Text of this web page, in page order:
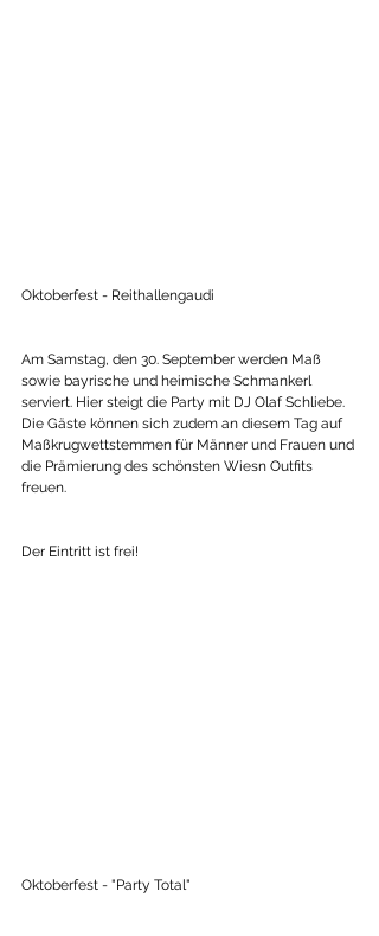
Oktoberfest - Reithallengaudi
Am Samstag, den 30. September werden Maß
sowie bayrische und heimische Schmankerl
serviert. Hier steigt die Party mit DJ Olaf Schliebe.
Die Gäste können sich zudem an diesem Tag auf
Maßkrugwettstemmen für Männer und Frauen und
die Prämierung des schönsten Wiesn Outfits
freuen.
Der Eintritt ist frei!
Oktoberfest - "Party Total"